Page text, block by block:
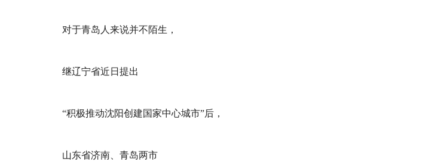
对于青岛人来说并不陌生，
继辽宁省近日提出
“积极推动沈阳创建国家中心城市”后，
山东省济南、青岛两市